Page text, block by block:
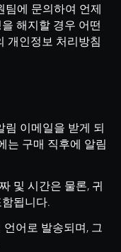
팀에 문의하여 언제
해지할 경우 어떤
개인정보 처리방침
이메일을 받게 되
는 구매 직후에 알림
및 시간은 물론, 귀
됩니다.
어로 발송되며, 그